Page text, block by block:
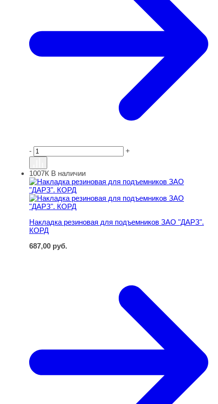
- +
Накладка резиновая для подъемников ЗАО "ДАРЗ".
1007К В наличии
Накладка резиновая для подъемников ЗАО "ДАРЗ".
КОРД
687,00 руб.